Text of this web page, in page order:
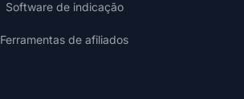
Software de indicação
Ferramentas de afiliados